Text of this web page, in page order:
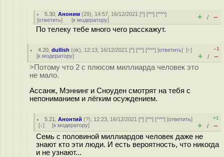
5.30 ,Аноним (29), 14:57, 16/12/2021 [^] [^^] [^^^]
[ответить] [к модератору] + / –
По телеку тебе много чего расскажут.
4.20 ,dullish (ok), 12:13, 16/12/2021 [^] [^^] [^^^] [ответить][↑]
[к модератору]
–1
+ / –
>Потому что 2 с плюсом миллиарда человек это
не мало.
Ассанж, Мэннинг и Сноуден смотрят на тебя с
непониманием и лёгким осуждением.
5.21 ,Анонтий (?), 12:23, 16/12/2021 [^] [^^] [^^^] [ответить]
[↓] [к модератору]
+1
+ / –
Семь с половиной миллиардов человек даже не
знают кто эти люди. И есть вероятность, что никогда
и не узнают...